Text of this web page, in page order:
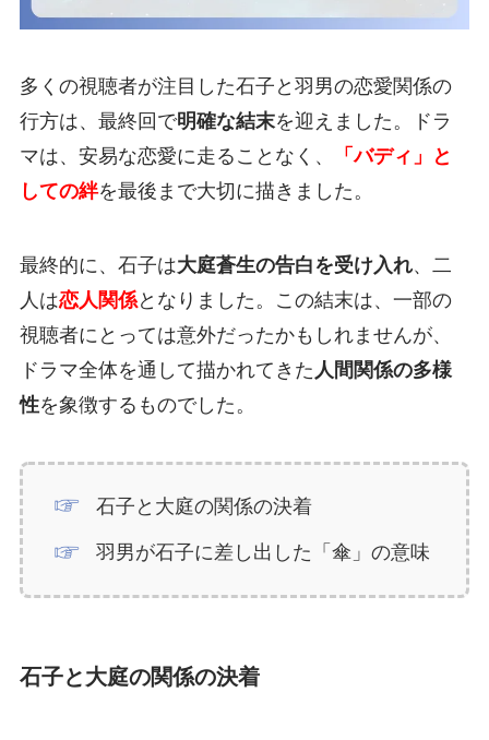
多くの視聴者が注目した石子と羽男の恋愛関係の
行方は、最終回で明確な結末を迎えました。ドラ
マは、安易な恋愛に走ることなく、
「バディ」と
しての絆を最後まで大切に描きました。
最終的に、石子は大庭蒼生の告白を受け入れ、二
人は恋人関係となりました。この結末は、一部の
視聴者にとっては意外だったかもしれませんが、
ドラマ全体を通して描かれてきた 人間関係の多様
性を象徴するものでした。
石子と大庭の関係の決着
羽男が石子に差し出した「傘」の意味
石子と大庭の関係の決着